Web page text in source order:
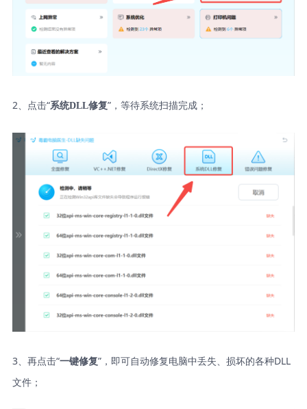
2、点击“系统DLL修复”，等待系统扫描完成；
3、再点击“一键修复”，即可自动修复电脑中丢失、损坏的各种DLL
文件；